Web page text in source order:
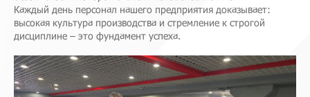
Каждый день персонал нашего предприятия доказывает:
высокая культура производства и стремление к строгой
дисциплине – это фундамент успеха.